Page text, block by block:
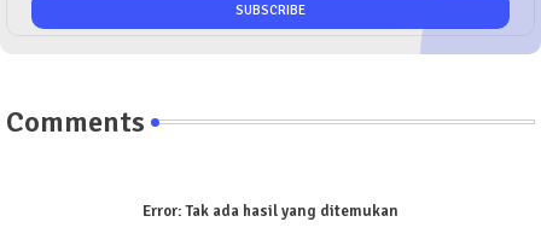
Comments
Error:Tak ada hasil yang ditemukan